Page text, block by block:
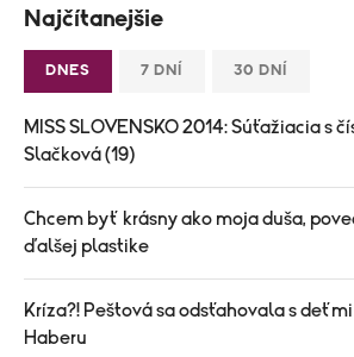
Najčítanejšie
DNES 7 DNÍ 30 DNÍ
MISS SLOVENSKO 2014: Súťažiacia s
Slačková (19)
Chcem byť krásny ako moja duša,
ďalšej plastike
Kríza?! Peštová sa odsťahovala s deťmi
Haberu